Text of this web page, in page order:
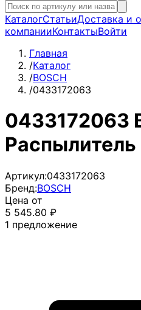
КаталогСтатьиДоставка и
компанииКонтактыВойти
Главная
/Каталог
/BOSCH
/0433172063
0433172063
Распылитель
Артикул:0433172063
Бренд:BOSCH
Цена от
5 545.80 ₽
1 предложение